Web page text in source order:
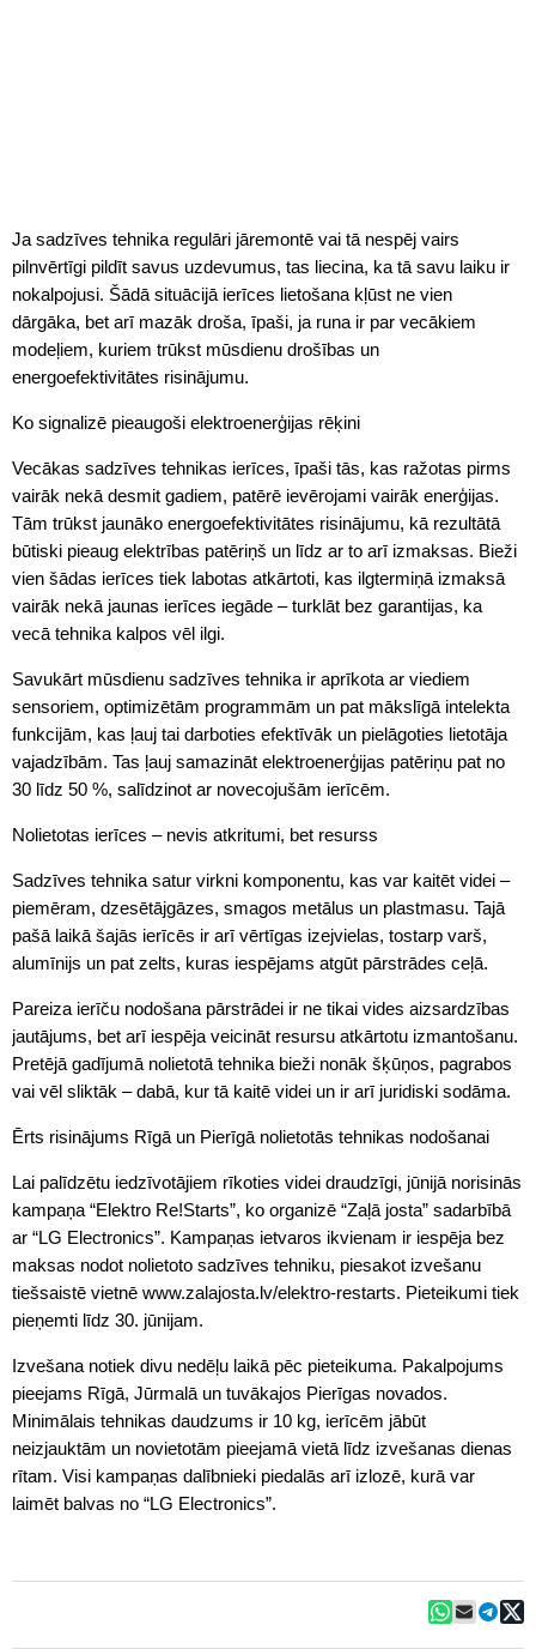
Ja sadzīves tehnika regulāri jāremontē vai tā nespēj vairs
pilnvērtīgi pildīt savus uzdevumus, tas liecina, ka tā savu laiku ir
nokalpojusi. Šādā situācijā ierīces lietošana kļūst ne vien
dārgāka, bet arī mazāk droša, īpaši, ja runa ir par vecākiem
modeļiem, kuriem trūkst mūsdienu drošības un
energoefektivitātes risinājumu.
Ko signalizē pieaugoši elektroenerģijas rēķini
Vecākas sadzīves tehnikas ierīces, īpaši tās, kas ražotas pirms
vairāk nekā desmit gadiem, patērē ievērojami vairāk enerģijas.
Tām trūkst jaunāko energoefektivitātes risinājumu, kā rezultātā
būtiski pieaug elektrības patēriņš un līdz ar to arī izmaksas. Bieži
vien šādas ierīces tiek labotas atkārtoti, kas ilgtermiņā izmaksā
vairāk nekā jaunas ierīces iegāde – turklāt bez garantijas, ka
vecā tehnika kalpos vēl ilgi.
Savukārt mūsdienu sadzīves tehnika ir aprīkota ar viediem
sensoriem, optimizētām programmām un pat mākslīgā intelekta
funkcijām, kas ļauj tai darboties efektīvāk un pielāgoties lietotāja
vajadzībām. Tas ļauj samazināt elektroenerģijas patēriņu pat no
30 līdz 50 %, salīdzinot ar novecojušām ierīcēm.
Nolietotas ierīces – nevis atkritumi, bet resurss
Sadzīves tehnika satur virkni komponentu, kas var kaitēt videi –
piemēram, dzesētājgāzes, smagos metālus un plastmasu. Tajā
pašā laikā šajās ierīcēs ir arī vērtīgas izejvielas, tostarp varš,
alumīnijs un pat zelts, kuras iespējams atgūt pārstrādes ceļā.
Pareiza ierīču nodošana pārstrādei ir ne tikai vides aizsardzības
jautājums, bet arī iespēja veicināt resursu atkārtotu izmantošanu.
Pretējā gadījumā nolietotā tehnika bieži nonāk šķūņos, pagrabos
vai vēl sliktāk – dabā, kur tā kaitē videi un ir arī juridiski sodāma.
Ērts risinājums Rīgā un Pierīgā nolietotās tehnikas nodošanai
Lai palīdzētu iedzīvotājiem rīkoties videi draudzīgi, jūnijā norisinās
kampaņa “Elektro Re!Starts”, ko organizē “Zaļā josta” sadarbībā
ar “LG Electronics”. Kampaņas ietvaros ikvienam ir iespēja bez
maksas nodot nolietoto sadzīves tehniku, piesakot izvešanu
tiešsaistē vietnē www.zalajosta.lv/elektro-restarts. Pieteikumi tiek
pieņemti līdz 30. jūnijam.
Izvešana notiek divu nedēļu laikā pēc pieteikuma. Pakalpojums
pieejams Rīgā, Jūrmalā un tuvākajos Pierīgas novados.
Minimālais tehnikas daudzums ir 10 kg, ierīcēm jābūt
neizjauktām un novietotām pieejamā vietā līdz izvešanas dienas
rītam. Visi kampaņas dalībnieki piedalās arī izlozē, kurā var
laimēt balvas no “LG Electronics”.